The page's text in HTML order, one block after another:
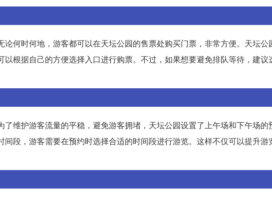
何时何地，游客都可以在天坛公园的售票处购买门票，非常方便。天坛公
根据自己的方便选择入口进行购票。不过，如果想要避免排队等待，建议
维护游客流量的平稳，避免游客拥堵，天坛公园设置了上午场和下午场的
段，游客需要在预约时选择合适的时间段进行游览。这样不仅可以提升游